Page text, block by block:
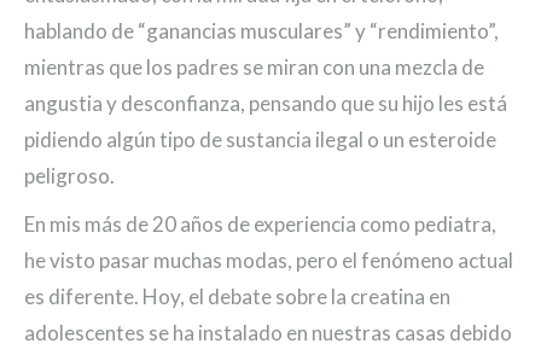
hablando de “ganancias musculares” y “rendimiento”,
mientras que los padres se miran con una mezcla de
angustia y desconfianza, pensando que su hijo les está
pidiendo algún tipo de sustancia ilegal o un esteroide
peligroso.
En mis más de 20 años de experiencia como pediatra,
he visto pasar muchas modas, pero el fenómeno actual
es diferente. Hoy, el debate sobre la creatina en
adolescentes se ha instalado en nuestras casas debido